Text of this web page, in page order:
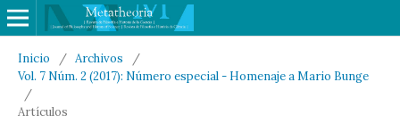
Inicio / Archivos
/
Vol. 7 Núm. 2 (2017): Número especial - Homenaje a Mario Bunge
/
Artículos